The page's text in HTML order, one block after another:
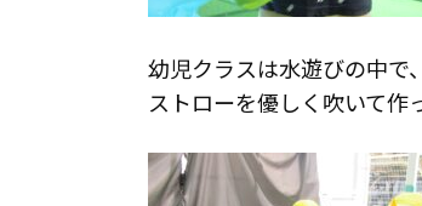
幼児クラスは水遊びの中で
ストローを優しく吹いて作